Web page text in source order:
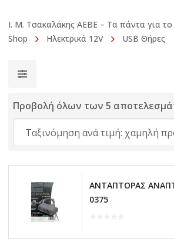
Ι. Μ. Τσακαλάκης ΑΕΒΕ – Τα πάντα για το
Shop
Ηλεκτρικά 12V USB Θήρες
Προβολή όλων των 5
ΑΝΤΑΠΤΟΡΑΣ
0375